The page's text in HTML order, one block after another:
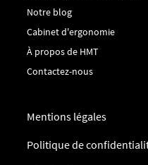
Notre blog
Cabinet d'ergonomie
À propos de HMT
Contactez-nous
Mentions légales
Politique de